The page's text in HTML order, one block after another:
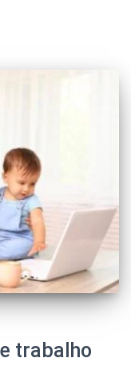
trabalho